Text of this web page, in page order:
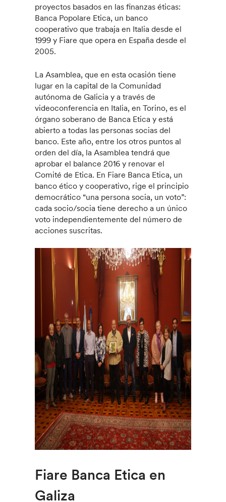
proyectos basados en las finanzas éticas:
Banca Popolare Etica, un banco
cooperativo que trabaja en Italia desde el
1999 y Fiare que opera en España desde el
2005.
La Asamblea, que en esta ocasión tiene
lugar en la capital de la Comunidad
autónoma de Galicia y a través de
videoconferencia en Italia, en Torino, es el
órgano soberano de Banca Etica y está
abierto a todas las personas socias del
banco. Este año, entre los otros puntos al
orden del día, la Asamblea tendrá que
aprobar el balance 2016 y renovar el
Comité de Etica. En Fiare Banca Etica, un
banco ético y cooperativo, rige el principio
democrático “una persona socia, un voto”:
cada socio/socia tiene derecho a un único
voto independientemente del número de
acciones suscritas.
Fiare Banca Etica en
Galiza